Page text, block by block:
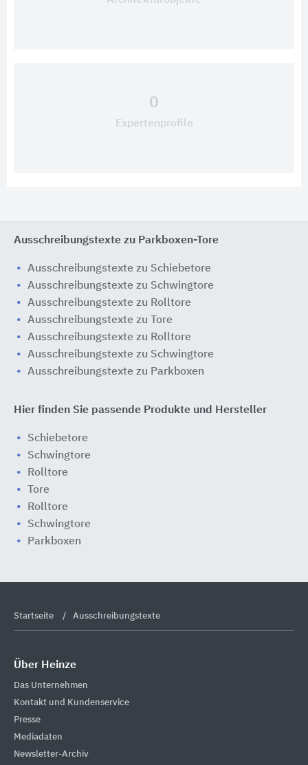
0
Expertenprofile
Ausschreibungstexte zu Parkboxen-Tore
Ausschreibungstexte zu Schiebetore
Ausschreibungstexte zu Schwingtore
Ausschreibungstexte zu Rolltore
Ausschreibungstexte zu Tore
Ausschreibungstexte zu Rolltore
Ausschreibungstexte zu Schwingtore
Ausschreibungstexte zu Parkboxen
Hier finden Sie passende Produkte und Hersteller
Schiebetore
Schwingtore
Rolltore
Tore
Rolltore
Schwingtore
Parkboxen
Startseite Ausschreibungstexte
Über Heinze
Das Unternehmen
Kontakt und Kundenservice
Presse
Mediadaten
Newsletter-Archiv